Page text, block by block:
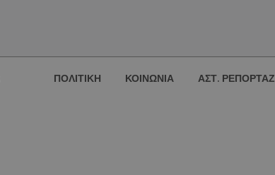
ΠΟΛΙΤΙΚΗ ΚΟΙΝΩΝΙΑ ΑΣΤ. ΡΕΠΟΡΤΑΖ